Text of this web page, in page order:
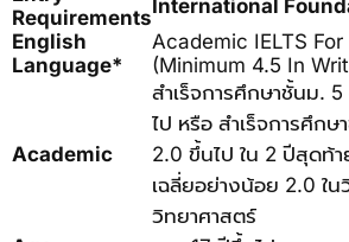
RequirementsInternational
English
Language*
Academic IELTS
(minimum 4.5 In
Academic
สำเร็จการศึกษาชั้นม.
ไป หรือ สำเร็จการศึก
2.0 ขึ้นไป ใน 2 ปีสุดท้
เฉลี่ยอย่างน้อย 2.0 ใน
วิทยาศาสตร์